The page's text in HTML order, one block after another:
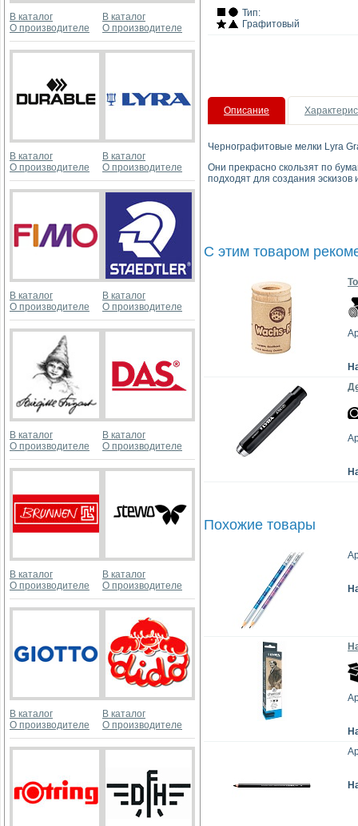
В каталог
О производителе
В каталог
О производителе
В каталог
О производителе
В каталог
О производителе
В каталог
О производителе
В каталог
О производителе
В каталог
О производителе
В каталог
О производителе
В каталог
О производителе
В каталог
О производителе
В каталог
О производителе
В каталог
О производителе
Тип:
Графитовый
Описание
Чернографитовые мелки Lyra
Они прекрасно скользят по
подходят для создания
С этим товаром
Похожие товары